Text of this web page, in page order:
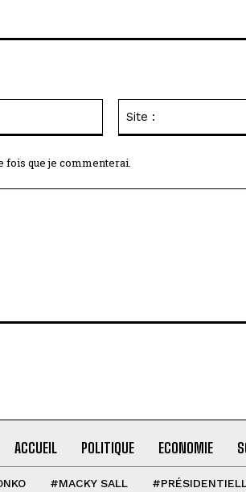
fois que je commenterai.
ACCUEIL POLITIQUE ECONOMIE
#MACKY SALL